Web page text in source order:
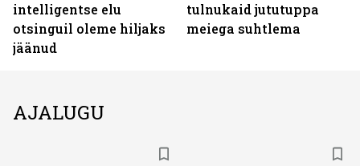
intelligentse elu
otsinguil oleme hiljaks
jäänud
tulnukaid jututuppa
meiega suhtlema
AJALUGU